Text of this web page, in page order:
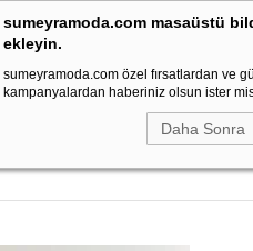
sumeyramoda.com masaüstü
ekleyin.
sumeyramoda.com özel fırsatlardan ve
kampanyalardan haberiniz olsun ister
Daha Sonra
3000TL VE
ALT GİYİMDIŞ GİYİM